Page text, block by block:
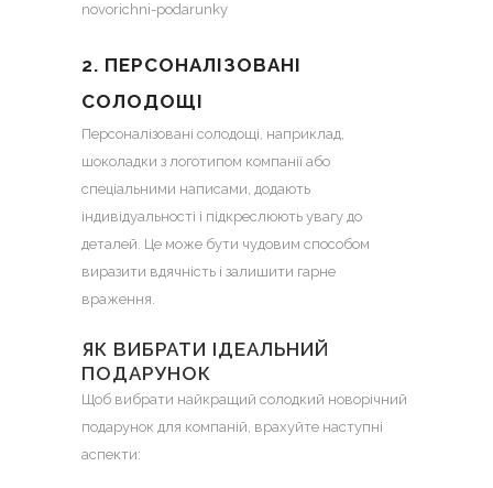
novorichni-podarunky
2. ПЕРСОНАЛІЗОВАНІ
СОЛОДОЩІ
Персоналізовані солодощі, наприклад,
шоколадки з логотипом компанії або
спеціальними написами, додають
індивідуальності і підкреслюють увагу до
деталей. Це може бути чудовим способом
виразити вдячність і залишити гарне
враження.
ЯК ВИБРАТИ ІДЕАЛЬНИЙ
ПОДАРУНОК
Щоб вибрати найкращий солодкий новорічний
подарунок для компаній, врахуйте наступні
аспекти: